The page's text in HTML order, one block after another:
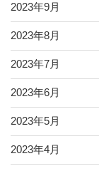
2023年9月
2023年8月
2023年7月
2023年6月
2023年5月
2023年4月